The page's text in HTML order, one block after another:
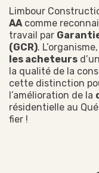
Limbour
AAcomme
travail par
(GCR).
les acheteurs
la qualité de la
cette distinction
l’amélioration de la
résidentielle au
fier !